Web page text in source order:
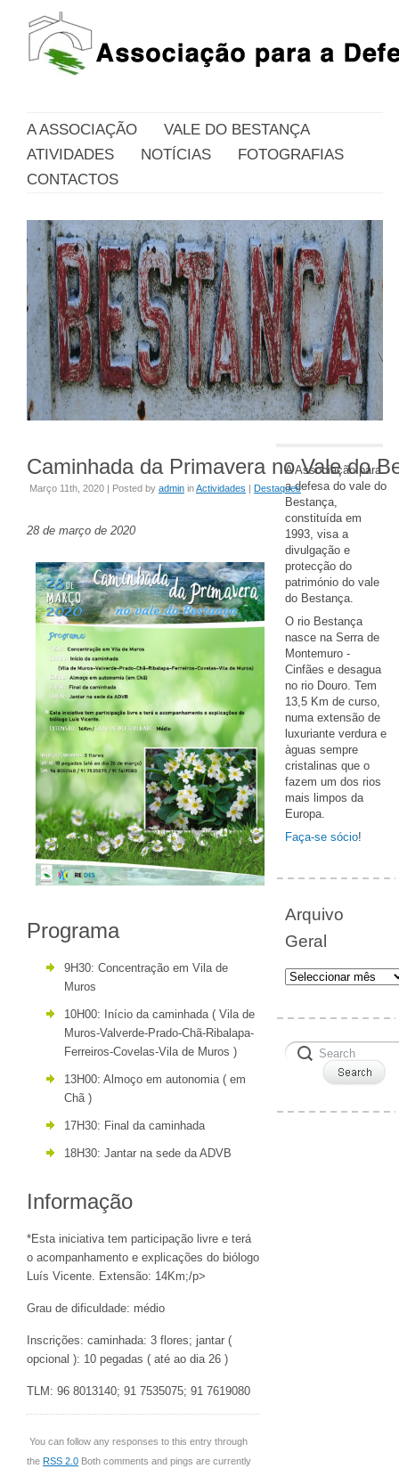
A ASSOCIAÇÃO
VALE DO BESTANÇA
ATIVIDADES
NOTÍCIAS
FOTOGRAFIAS
CONTACTOS
Caminhada da Primavera no Vale do
Março 11th, 2020 | Posted by admin inActividades | Destaques
28 de março de 2020
Programa
9H30: Concentração em Vila de
Muros
10H00: Início da caminhada ( Vila de
Muros-Valverde-Prado-Chã-Ribalapa-
Ferreiros-Covelas-Vila de Muros )
13H00: Almoço em autonomia ( em
Chã )
17H30: Final da caminhada
18H30: Jantar na sede da ADVB
Informação
*Esta iniciativa tem participação livre e terá
o acompanhamento e explicações do biólogo
Luís Vicente. Extensão: 14Km;/p>
Grau de dificuldade: médio
Inscrições: caminhada: 3 flores; jantar (
opcional ): 10 pegadas ( até ao dia 26 )
TLM: 96 8013140; 91 7535075; 91 7619080
You can follow any responses to this entry through
the RSS 2.0 Both comments and pings are currently
A Associação para
a defesa do vale do
Bestança,
constituída em
1993, visa a
divulgação e
protecção do
património do vale
do Bestança.
O rio Bestança
nasce na Serra de
Montemuro -
Cinfães e desagua
no rio Douro. Tem
13,5 Km de curso,
numa extensão de
luxuriante verdura e
àguas sempre
cristalinas que o
fazem um dos rios
mais limpos da
Europa.
Faça-se sócio!
Arquivo
Geral
Arquivo